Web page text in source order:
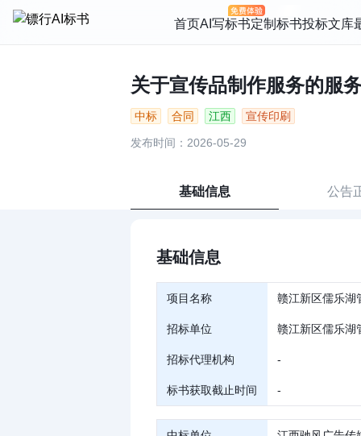
首页AI写标书定制标书投标文库
关于宣传品制作服务的服
中标 合同 江西 宣传印刷
发布时间：2026-05-29
基础信息 公告
基础信息
项目名称 赣江新区儒乐湖
招标单位 赣江新区儒乐湖
招标代理机构 -
标书获取截止时间 -